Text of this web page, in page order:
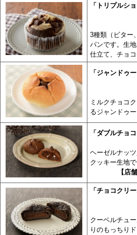
「トリプル
3種類（ビター
パンです。生
仕立て、チョ
「ジャンドゥ
ミルクチョコ
るジャンドゥ
「ダブルチョ
ヘーゼルナッ
クッキー生地
【店
「チョコクリ
クーベルチュ
りのもっちり